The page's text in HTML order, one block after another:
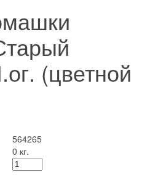
(цветной
564265
0 кг.